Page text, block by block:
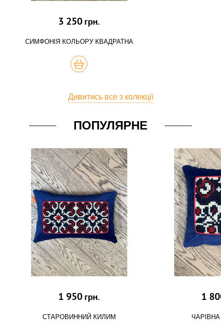
3 250 грн.
СИМФОНІЯ КОЛЬОРУ КВАДРАТНА
КУПИТЬ
Дивитись все з колекції
ПОПУЛЯРНЕ
1 950 грн.
СТАРОВИННИЙ КИЛИМ
1